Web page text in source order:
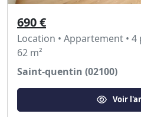
690 €
Location • Appartement • 4
62 m²
Saint-quentin (02100)
Voir